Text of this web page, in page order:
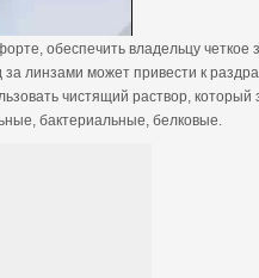
обеспечить владельцу четкое
линзами может привести к
чистящий раствор, который
бактериальные, белковые.